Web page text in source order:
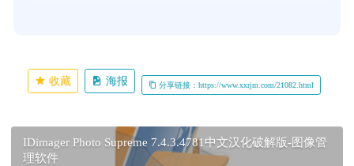
收藏 海报 分享链接：https://www.xxrjm.com/21082.html
IDimager Photo Supreme 7.4.3.4781中文汉化破解版-图像管
理软件